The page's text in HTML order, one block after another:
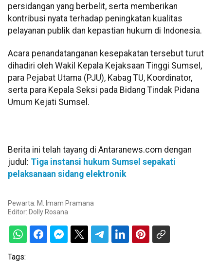
persidangan yang berbelit, serta memberikan
kontribusi nyata terhadap peningkatan kualitas
pelayanan publik dan kepastian hukum di Indonesia.
Acara penandatanganan kesepakatan tersebut turut
dihadiri oleh Wakil Kepala Kejaksaan Tinggi Sumsel,
para Pejabat Utama (PJU), Kabag TU, Koordinator,
serta para Kepala Seksi pada Bidang Tindak Pidana
Umum Kejati Sumsel.
Berita ini telah tayang di Antaranews.com dengan
judul: Tiga instansi hukum Sumsel sepakati
pelaksanaan sidang elektronik
Pewarta: M. Imam Pramana
Editor: Dolly Rosana
Tags: